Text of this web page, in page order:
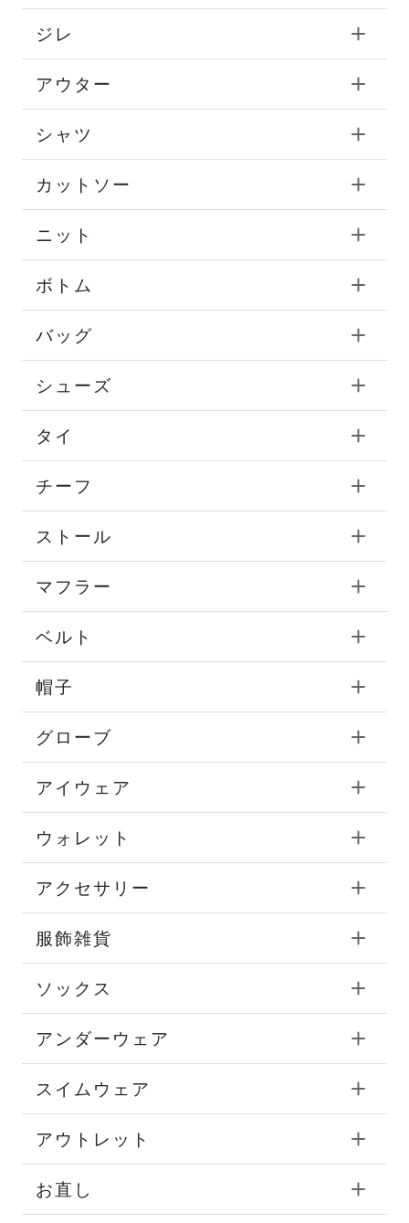
ジレ
アウター
シャツ
カットソー
ニット
ボトム
バッグ
シューズ
タイ
チーフ
ストール
マフラー
ベルト
帽子
グローブ
アイウェア
ウォレット
アクセサリー
服飾雑貨
ソックス
アンダーウェア
スイムウェア
アウトレット
お直し